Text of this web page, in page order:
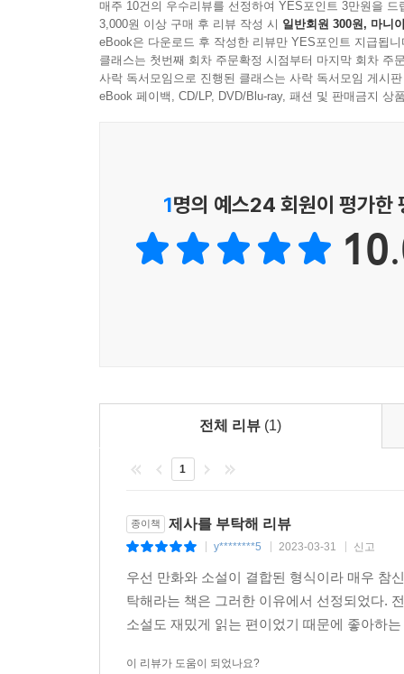
평생 입만 열면 거짓말, 밥멋듯이 거짓말을 하더
가장 좋아했던 음식은 무엇일까? 수많은 제사상
지금 무슨 생각을 하고 있을까.
“내가 너한테 부탁할 때 그 마음이 어땠는지 알기
놀란 것도 잠시, 죽은 자신에 대해 너무도 태연히
매주 10건의 우수리뷰를 선정하여 YES포인트 3만원을 드
3,000원 이상 구매 후 리뷰 작성 시 일반회원 300원, 마니
eBook은 다운로드 후 작성한 리뷰만 YES포인트 지급됩니
클래스는 첫번째 회차 주문확정 시점부터 마지막 회차 주
사락 독서모임으로 진행된 클래스는 사락 독서모임 게시
eBook 페이백, CD/LP, DVD/Blu-ray, 패션 및 판매금지 상
1명의 예스24 회원이 평가한
전체 리뷰 (1)
1
종이책 제사를 부탁해 리뷰
y********5 2023-03-31 신고
우선 만화와 소설이 결합된 형식이라 매우 참
탁해라는 책은 그러한 이유에서 선정되었다.
소설도 재밌게 읽는 편이었기 때문에 좋아하
이 리뷰가 도움이 되었나요?